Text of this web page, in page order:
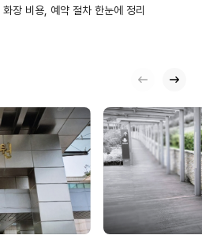
장 비용, 예약 절차 한눈에 정리